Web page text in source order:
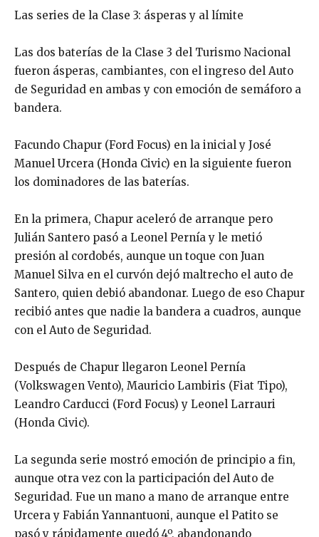
Las series de la Clase 3: ásperas y al límite
Las dos baterías de la Clase 3 del Turismo Nacional
fueron ásperas, cambiantes, con el ingreso del Auto
de Seguridad en ambas y con emoción de semáforo a
bandera.
Facundo Chapur (Ford Focus) en la inicial y José
Manuel Urcera (Honda Civic) en la siguiente fueron
los dominadores de las baterías.
En la primera, Chapur aceleró de arranque pero
Julián Santero pasó a Leonel Pernía y le metió
presión al cordobés, aunque un toque con Juan
Manuel Silva en el curvón dejó maltrecho el auto de
Santero, quien debió abandonar. Luego de eso Chapur
recibió antes que nadie la bandera a cuadros, aunque
con el Auto de Seguridad.
Después de Chapur llegaron Leonel Pernía
(Volkswagen Vento), Mauricio Lambiris (Fiat Tipo),
Leandro Carducci (Ford Focus) y Leonel Larrauri
(Honda Civic).
La segunda serie mostró emoción de principio a fin,
aunque otra vez con la participación del Auto de
Seguridad. Fue un mano a mano de arranque entre
Urcera y Fabián Yannantuoni, aunque el Patito se
pasó y rápidamente quedó 4º, abandonando